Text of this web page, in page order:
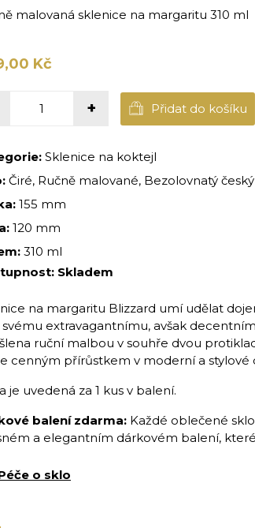
malovaná sklenice na margaritu 310 ml
Kč
+ Přidat do košíku
Sklenice na koktejl
Čiré, Ručně malované, Bezolovnatý
155 mm
120 mm
310 ml
Skladem
na margaritu Blizzard umí udělat
svému extravagantnímu, avšak
ruční malbou v souhře dvou
cenným přírůstkem v moderní a stylové
je uvedená za 1 kus v balení.
balení zdarma: Každé oblečené
a elegantním dárkovém balení,
o sklo